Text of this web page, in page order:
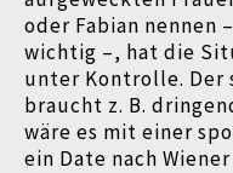
oder Fabian nennen
wichtig –, hat die
unter Kontrolle. Der
braucht z. B.
wäre es mit einer
ein Date nach